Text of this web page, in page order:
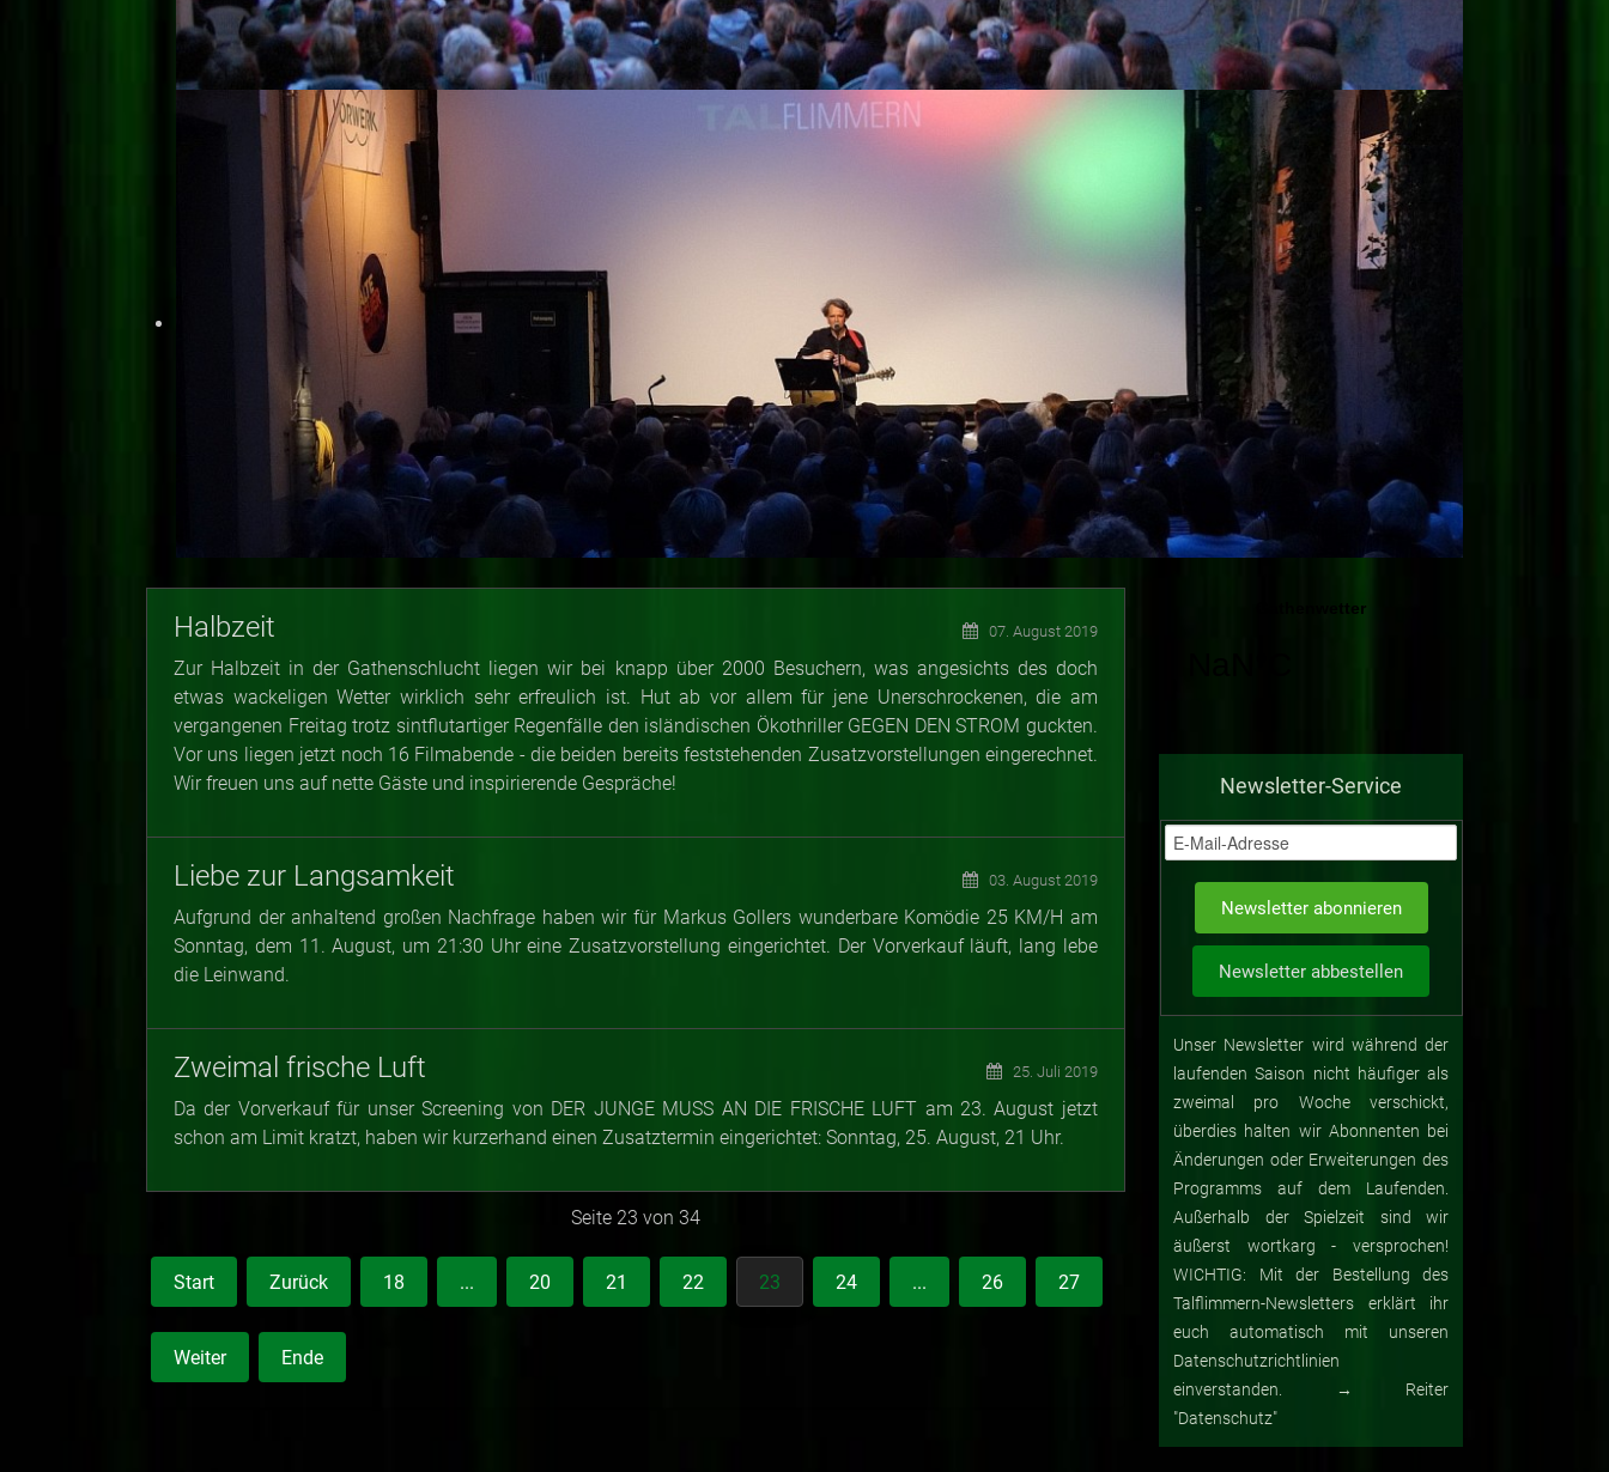
Halbzeit 07. August 2019
Zur Halbzeit in der Gathenschlucht liegen wir bei knapp über 2000 Besuchern, was angesichts des doch
etwas wackeligen Wetter wirklich sehr erfreulich ist. Hut ab vor allem für jene Unerschrockenen, die am
vergangenen Freitag trotz sintflutartiger Regenfälle den isländischen Ökothriller GEGEN DEN STROM guckten.
Vor uns liegen jetzt noch 16 Filmabende - die beiden bereits feststehenden Zusatzvorstellungen eingerechnet.
Wir freuen uns auf nette Gäste und inspirierende Gespräche!
Liebe zur Langsamkeit 03. August 2019
Aufgrund der anhaltend großen Nachfrage haben wir für Markus Gollers wunderbare Komödie 25 KM/H am
Sonntag, dem 11. August, um 21:30 Uhr eine Zusatzvorstellung eingerichtet. Der Vorverkauf läuft, lang lebe
die Leinwand.
Zweimal frische Luft 25. Juli 2019
Da der Vorverkauf für unser Screening von DER JUNGE MUSS AN DIE FRISCHE LUFT am 23. August jetzt
schon am Limit kratzt, haben wir kurzerhand einen Zusatztermin eingerichtet: Sonntag, 25. August, 21 Uhr.
Seite 23 von 34
Start Zurück 18 ... 20 21 22 23 24 ... 26 27
Weiter Ende
Newsletter-Service
Unser Newsletter wird während der
laufenden Saison nicht häufiger als
zweimal pro Woche verschickt,
überdies halten wir Abonnenten bei
Änderungen oder Erweiterungen des
Programms auf dem Laufenden.
Außerhalb der Spielzeit sind wir
äußerst wortkarg - versprochen!
WICHTIG: Mit der Bestellung des
Talflimmern-Newsletters erklärt ihr
euch automatisch mit unseren
Datenschutzrichtlinien
einverstanden. → Reiter
"Datenschutz"